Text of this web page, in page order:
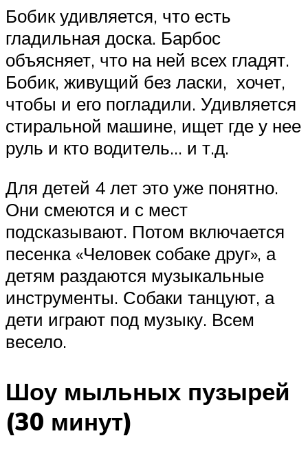
Бобик удивляется, что есть
гладильная доска. Барбос
объясняет, что на ней всех гладят.
Бобик, живущий без ласки, хочет,
чтобы и его погладили. Удивляется
стиральной машине, ищет где у нее
руль и кто водитель… и т.д.
Для детей 4 лет это уже понятно.
Они смеются и с мест
подсказывают. Потом включается
песенка «Человек собаке друг», а
детям раздаются музыкальные
инструменты. Собаки танцуют, а
дети играют под музыку. Всем
весело.
Шоу мыльных пузырей
(30 минут)